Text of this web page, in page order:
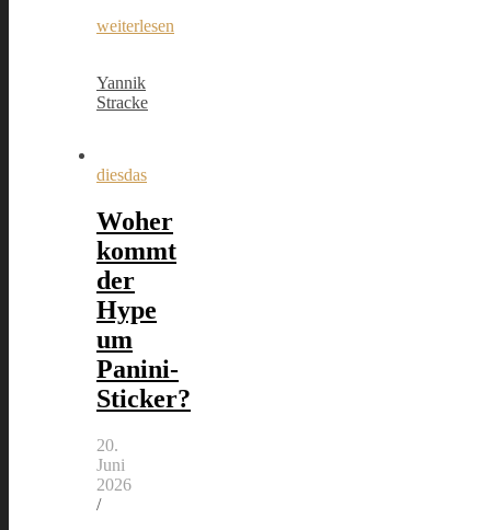
weiterlesen
Yannik
Stracke
diesdas
Woher
kommt
der
Hype
um
Panini-
Sticker?
20.
Juni
2026
/